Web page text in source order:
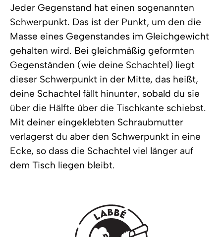
Jeder Gegenstand hat einen sogenannten
Schwerpunkt. Das ist der Punkt, um den die
Masse eines Gegenstandes im Gleichgewicht
gehalten wird. Bei gleichmäßig geformten
Gegenständen (wie deine Schachtel) liegt
dieser Schwerpunkt in der Mitte, das heißt,
deine Schachtel fällt hinunter, sobald du sie
über die Hälfte über die Tischkante schiebst.
Mit deiner eingeklebten Schraubmutter
verlagerst du aber den Schwerpunkt in eine
Ecke, so dass die Schachtel viel länger auf
dem Tisch liegen bleibt.